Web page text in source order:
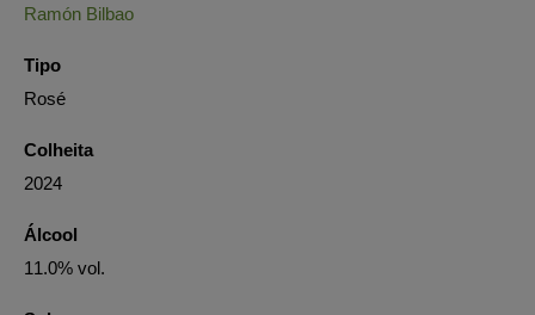
Ramón Bilbao
Tipo
Rosé
Colheita
2024
Álcool
11.0% vol.